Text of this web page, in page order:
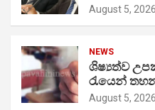
August 5, 2026
NEWS
ශිෂ්‍යත්ව
රැයෙන්
August 5, 2026